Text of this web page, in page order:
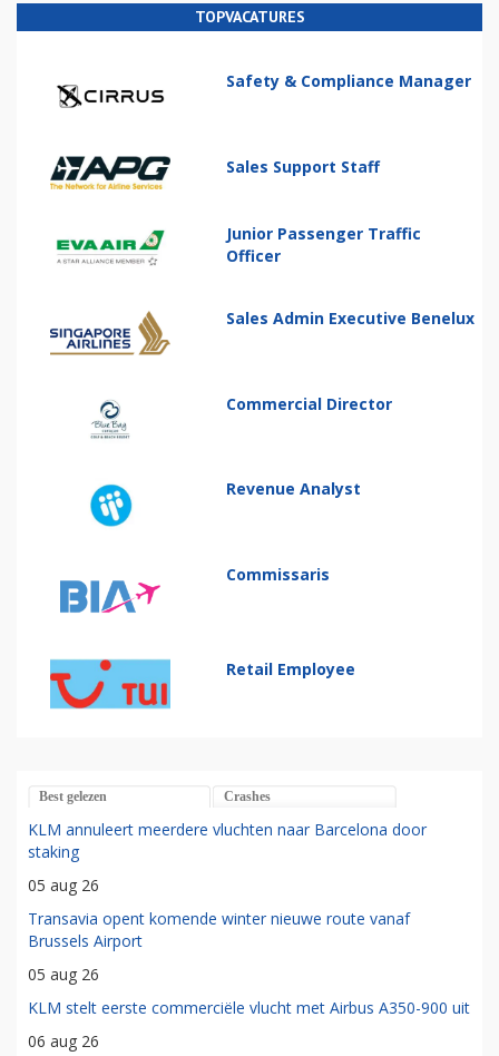
TOPVACATURES
Safety & Compliance Manager
Sales Support Staff
Junior Passenger Traffic
Officer
Sales Admin Executive Benelux
Commercial Director
Revenue Analyst
Commissaris
Retail Employee
Best gelezen Crashes
KLM annuleert meerdere vluchten naar Barcelona door
staking
05 aug 26
Transavia opent komende winter nieuwe route vanaf
Brussels Airport
05 aug 26
KLM stelt eerste commerciële vlucht met Airbus A350-900 uit
06 aug 26